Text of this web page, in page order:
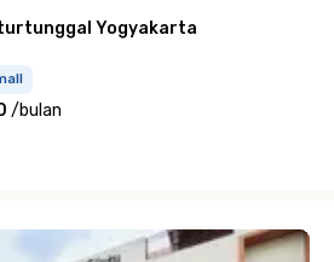
Yogyakarta
/bulan